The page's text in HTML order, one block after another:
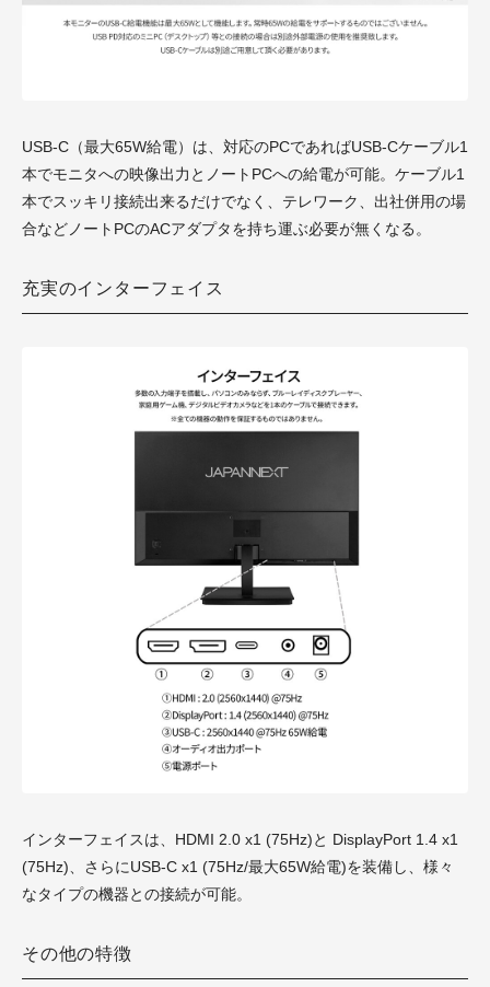
USB-C（最大65W給電）は、対応のPCであればUSB-Cケーブル1
本でモニタへの映像出力とノートPCへの給電が可能。ケーブル1
本でスッキリ接続出来るだけでなく、テレワーク、出社併用の場
合などノートPCのACアダプタを持ち運ぶ必要が無くなる。
充実のインターフェイス
インターフェイスは、HDMI 2.0 x1 (75Hz)と DisplayPort 1.4 x1
(75Hz)、さらにUSB-C x1 (75Hz/最大65W給電)を装備し、様々
なタイプの機器との接続が可能。
その他の特徴